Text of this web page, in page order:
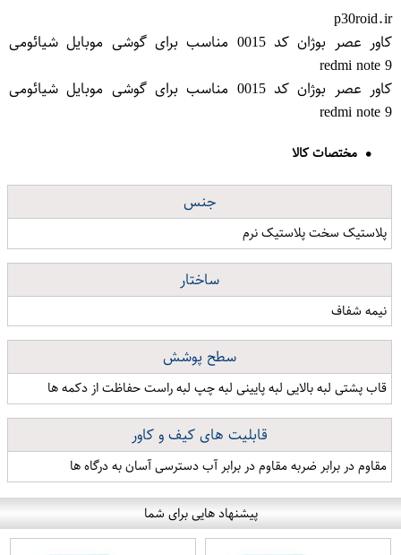
p30roid.ir
کاور عصر بوژان کد 0015 مناسب برای گوشی موبایل شیائومی
redmi note 9
کاور عصر بوژان کد 0015 مناسب برای گوشی موبایل شیائومی
redmi note 9
مختصات کالا
جنس
پلاستیک سخت پلاستیک نرم
ساختار
نیمه شفاف
سطح پوشش
قاب پشتی لبه بالایی لبه پایینی لبه چپ لبه راست حفاظت از دکمه ها
قابلیت های کیف و کاور
مقاوم در برابر ضربه مقاوم در برابر آب دسترسی آسان به درگاه ها
پیشنهاد هایی برای شما